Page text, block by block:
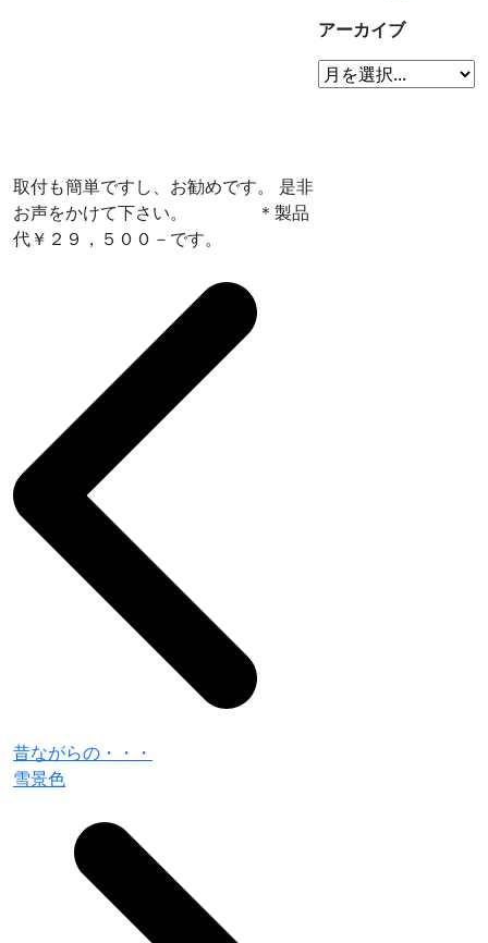
取付も簡単ですし、お勧めです。 是非
お声をかけて下さい。 ＊製品
代￥２９，５００－です。
昔ながらの・・・
雪景色
アーカイブ